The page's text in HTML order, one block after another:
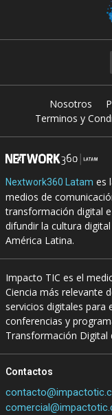
Nosotros
Terminos y
Nextwork360 Latam es
medios de
transformación digital
difundir la cultura
América Latina.
Impacto TIC es el
Ciencia más relevante
servicios digitales para
conferencias y
Transformación Digital
Contactos